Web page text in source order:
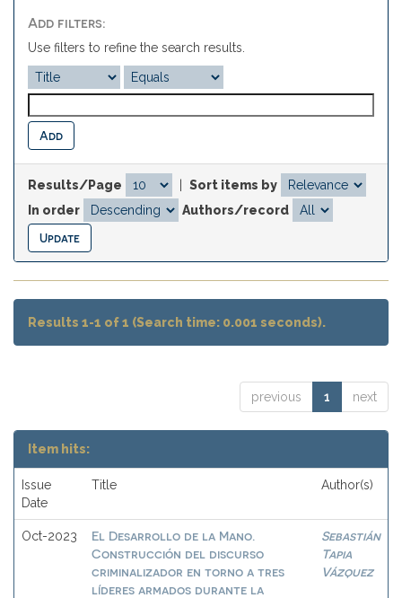
Add filters:
Use filters to refine the search results.
Results/Page
Sort items by
In order
Authors/record
Results 1-1 of 1 (Search time: 0.001 seconds).
previous 1 next
Item hits:
Issue
Date
Title Author(s)
Oct-2023
El Desarrollo de la Mano.
Construcción del discurso
criminalizador en torno a tres
líderes armados durante la
Sebastián
Tapia
Vázquez